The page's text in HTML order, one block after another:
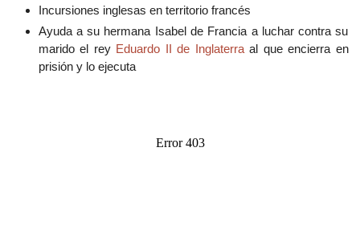
Incursiones inglesas en territorio francés
Ayuda a su hermana Isabel de Francia a luchar contra su
marido el rey Eduardo II de Inglaterraal que encierra en
prisión y lo ejecuta